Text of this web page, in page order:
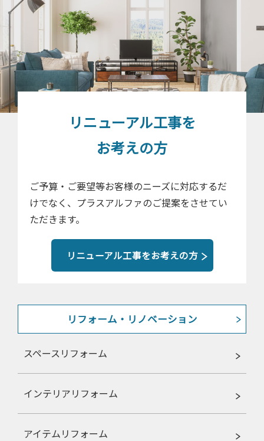
リニューアル工事を
お考えの方
ご予算・ご要望等お客様のニーズに対応するだ
けでなく、プラスアルファのご提案をさせてい
ただきます。
リニューアル工事をお考えの方
リフォーム・リノベーション
スペースリフォーム
インテリアリフォーム
アイテムリフォーム